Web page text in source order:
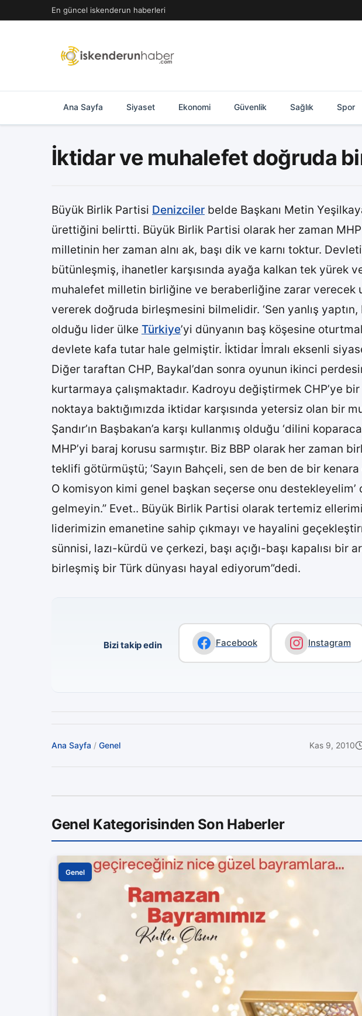
geç
En güncel iskenderun haberleri
Ana Sayfa Siyaset Ekonomi Güvenlik Sağlık Spor
İktidar ve muhalefet doğruda
Büyük Birlik Partisi Denizciler belde Başkanı Metin
ürettiğini belirtti. Büyük Birlik Partisi olarak her zaman MHP
milletinin her zaman alnı ak, başı dik ve karnı toktur.
bütünleşmiş, ihanetler karşısında ayağa kalkan tek
muhalefet milletin birliğine ve beraberliğine zarar verecek
vererek doğruda birleşmesini bilmelidir. ‘Sen yanlış
olduğu lider ülke Türkiye’yi dünyanın baş köşesine
devlete kafa tutar hale gelmiştir. İktidar İmralı eksenli
Diğer taraftan CHP, Baykal’dan sonra oyunun ikinci
kurtarmaya çalışmaktadır. Kadroyu değiştirmek CHP’ye
noktaya baktığımızda iktidar karşısında yetersiz olan bir
Şandır’ın Başbakan’a karşı kullanmış olduğu ‘dilini
MHP’yi baraj korusu sarmıştır. Biz BBP olarak her zaman
teklifi götürmüştü; ‘Sayın Bahçeli, sen de ben de bir
O komisyon kimi genel başkan seçerse onu
gelmeyin.” Evet.. Büyük Birlik Partisi olarak tertemiz
liderimizin emanetine sahip çıkmayı ve hayalini
sünnisi, lazı-kürdü ve çerkezi, başı açığı-başı kapalısı bir
birleşmiş bir Türk dünyası hayal ediyorum”dedi.
Bizi takip edin Facebook Instagram
Ana Sayfa / Genel Kas 9, 2010
Genel Kategorisinden Son Haberler
Genel